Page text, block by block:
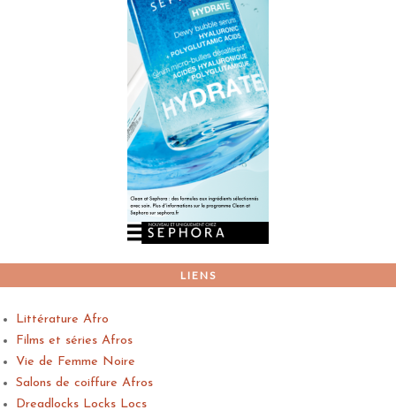
LIENS
Littérature Afro
Films et séries Afros
Vie de Femme Noire
Salons de coiffure Afros
Dreadlocks Locks Locs